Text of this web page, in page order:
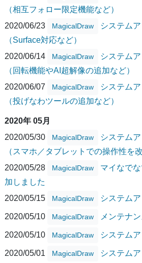
（相互フォロー限定機能など）
2020/06/23
MagicalDraw
システム
（Surface対応など）
2020/06/14
MagicalDraw
システム
（回転機能やAI超解像の追加など）
2020/06/07
MagicalDraw
システム
（投げなわツールの追加など）
2020年 05月
2020/05/30
MagicalDraw
システム
（スマホ／タブレットでの操作性を
2020/05/28
MagicalDraw
マイなで
加しました
2020/05/15
MagicalDraw システム
2020/05/10 MagicalDraw メンテナ
2020/05/10 MagicalDraw システム
2020/05/01 MagicalDraw システム